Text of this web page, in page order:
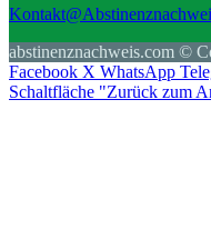
abstinenznachweis.com ©
Facebook X WhatsApp
Schaltfläche "Zurück zum